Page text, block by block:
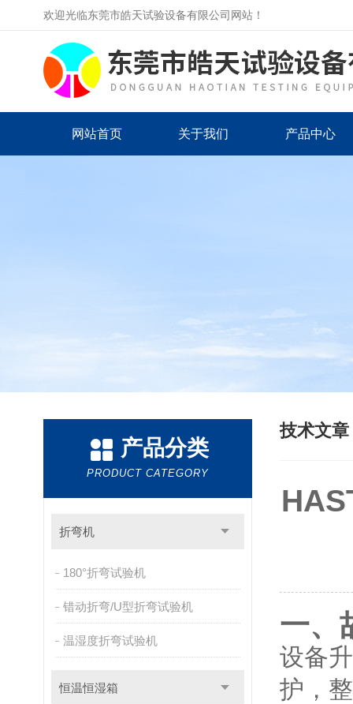
欢迎光临东莞市皓天试验设备有限公司网站！
网站首页 关于我们 产品中心
产品分类
PRODUCT CATEGORY
折弯机
180°折弯试验机
错动折弯/U型折弯试验机
温湿度折弯试验机
恒温恒湿箱
技术文章
一、
设备
护，